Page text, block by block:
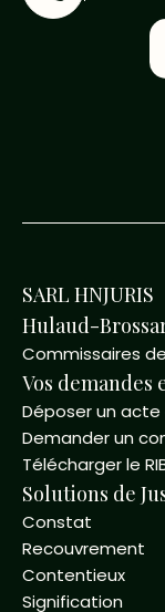
SARL HNJURIS
Hulaud-
Commissaires
Vos demandes
Déposer un acte
Demander un
Télécharger le
Solutions de
Constat
Recouvrement
Contentieux
Signification